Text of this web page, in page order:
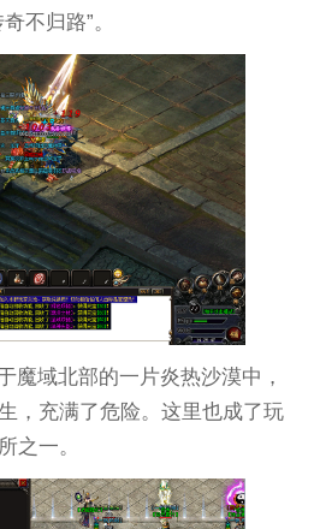
不归路”。
魔域北部的一片炎热沙漠中，
，充满了危险。这里也成了玩
之一。